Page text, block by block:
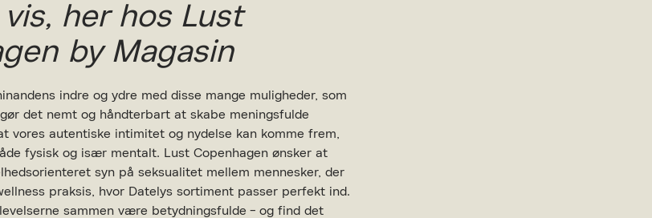
her hos Lust
by Magasin
indre og ydre med disse mange muligheder, som
det nemt og håndterbart at skabe meningsfulde
vores autentiske intimitet og nydelse kan komme frem,
fysisk og især mentalt. Lust Copenhagen ønsker at
syn på seksualitet mellem mennesker, der
praksis, hvor Datelys sortiment passer perfekt ind.
sammen være betydningsfulde - og find det